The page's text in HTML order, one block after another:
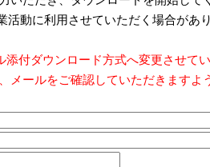
動に利用させていただく場合があり
付ダウンロード方式へ変更させて
メールをご確認していただきますよ